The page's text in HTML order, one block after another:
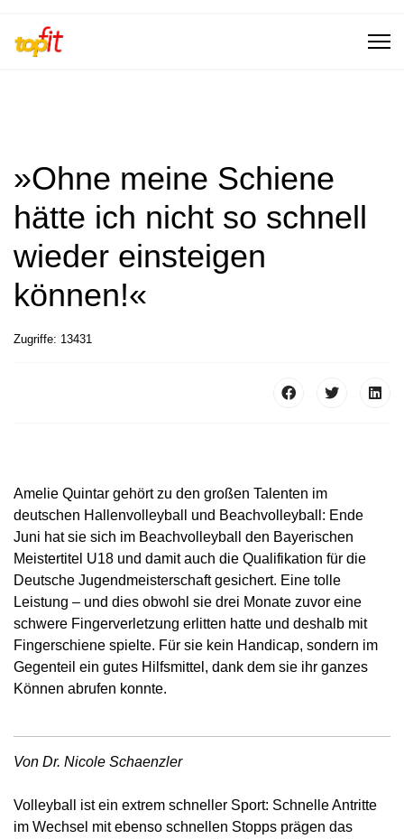
»Ohne meine Schiene
hätte ich nicht so schnell
wieder einsteigen
können!«
Zugriffe: 13431
Amelie Quintar gehört zu den großen Talenten im
deutschen Hallenvolleyball und Beachvolleyball: Ende
Juni hat sie sich im Beachvolleyball den Bayerischen
Meistertitel U18 und damit auch die Qualifikation für die
Deutsche Jugendmeisterschaft gesichert. Eine tolle
Leistung – und dies obwohl sie drei Monate zuvor eine
schwere Fingerverletzung erlitten hatte und deshalb mit
Fingerschiene spielte. Für sie kein Handicap, sondern im
Gegenteil ein gutes Hilfsmittel, dank dem sie ihr ganzes
Können abrufen konnte.
Von Dr. Nicole Schaenzler
Volleyball ist ein extrem schneller Sport: Schnelle Antritte
im Wechsel mit ebenso schnellen Stopps prägen das